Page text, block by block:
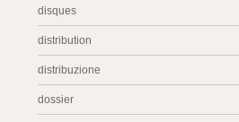
disques
distribution
distribuzione
dossier